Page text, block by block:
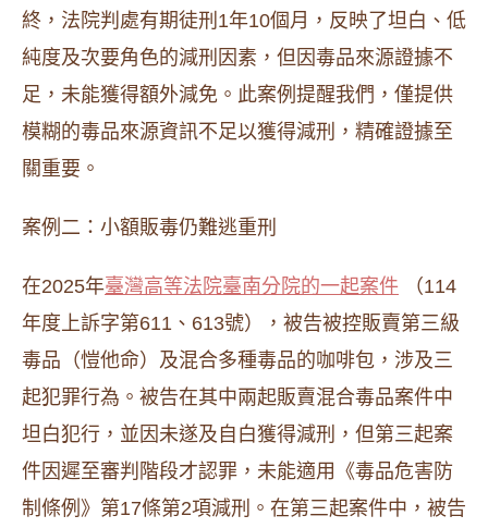
終，法院判處有期徒刑1年10個月，反映了坦白、低
純度及次要角色的減刑因素，但因毒品來源證據不
足，未能獲得額外減免。此案例提醒我們，僅提供
模糊的毒品來源資訊不足以獲得減刑，精確證據至
關重要。
案例二：小額販毒仍難逃重刑
在2025年臺灣高等法院臺南分院的一起案件 （114
年度上訴字第611、613號），被告被控販賣第三級
毒品（愷他命）及混合多種毒品的咖啡包，涉及三
起犯罪行為。被告在其中兩起販賣混合毒品案件中
坦白犯行，並因未遂及自白獲得減刑，但第三起案
件因遲至審判階段才認罪，未能適用《毒品危害防
制條例》第17條第2項減刑。在第三起案件中，被告